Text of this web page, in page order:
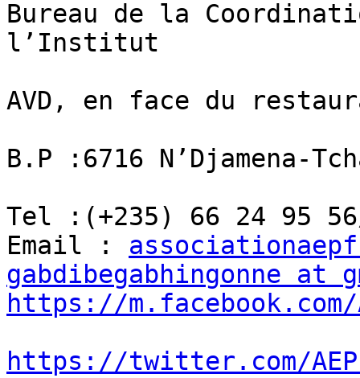
Bureau de la
l’Institut
AVD, en face du
B.P :6716 N’Djamena-­
Tel :(+235) 66 24 95
Email :
gabdibegabhingonne at
https://m.facebook.com/
https://twitter.com/